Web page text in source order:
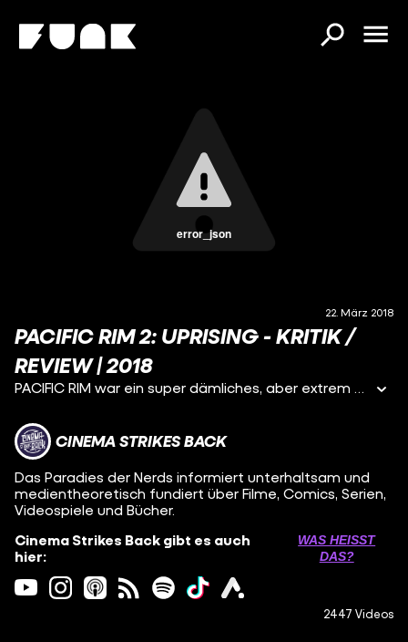
error_json
22. März 2018
PACIFIC RIM 2: UPRISING - KRITIK /
REVIEW | 2018
PACIFIC RIM war ein super dämliches, aber extrem unterhaltsames Action-Spektakel, dass Guillermo del Toro 2013 auf die Leinwand brachte. Jetzt startet der zweite Teil mit fast komplett neuer Besetzung und neuem Regisseur in den deutschen Kinos. In diesem Video erfahrt ihr, ob PACIFIC RIM: UPRISING seinem Vorgänger gerecht wird oder ihn vielleicht sogar übertrumpfen kann.
CINEMA STRIKES BACK
Das Paradies der Nerds informiert unterhaltsam und
medientheoretisch fundiert über Filme, Comics, Serien,
Videospiele und Bücher.
Cinema Strikes Back gibt es auch
hier:
WAS HEISST D
AS?
2447 Videos